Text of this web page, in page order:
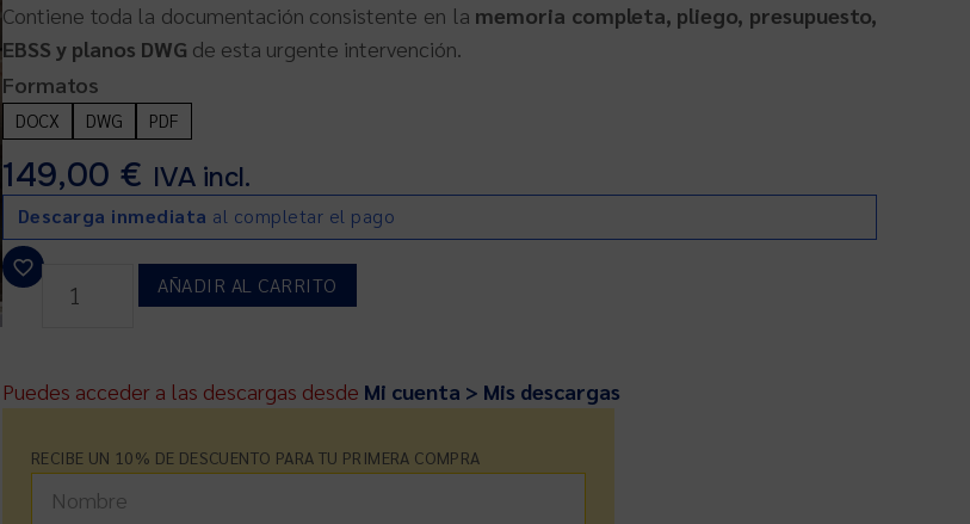
Contiene toda la documentación consistente en la memoria completa, pliego, presupuesto,
EBSS y planos DWG de esta urgente intervención.
Formatos
DOCX DWG PDF
149,00 € IVA incl.
Descarga inmediata al completar el pago
AÑADIR AL CARRITO
Puedes acceder a las descargas desde Mi cuenta > Mis descargas
RECIBE UN 10% DE DESCUENTO PARA TU PRIMERA COMPRA